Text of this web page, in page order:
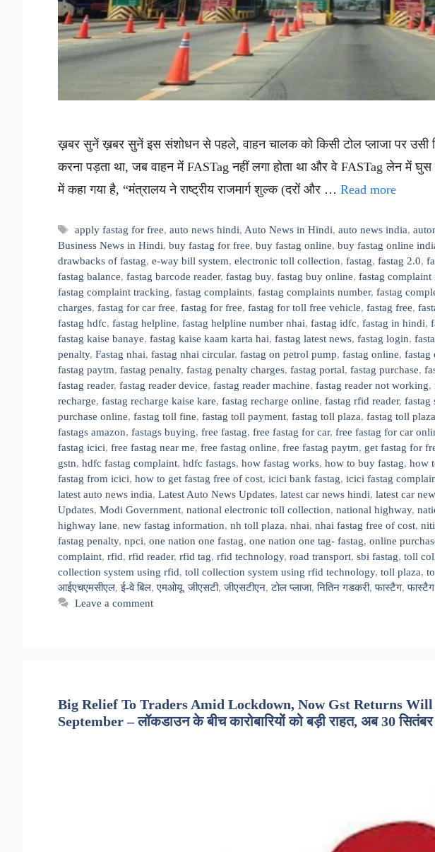
ख़बर सुनें ख़बर सुनें इस संशोधन से पहले, वाहन चालक को किसी टोल प्लाजा पर उसी
करना पड़ता था, जब वाहन में FASTag नहीं लगा होता था और वे FASTag लेन में
में कहा गया है, “मंत्रालय ने राष्ट्रीय राजमार्ग शुल्क (दरों और … Read more
Tags
apply fastag for free,auto news hindi, Auto News in Hindi,auto news india,
Business News in Hindi, buy fastag for free, buy fastag online, buy fastag online
drawbacks of fastag, e-way bill system, electronic toll collection, fastag, fastag 2.0,
fastag balance, fastag barcode reader, fastag buy, fastag buy online, fastag complaint
fastag complaint tracking, fastag complaints, fastag complaints number, fastag
charges, fastag for car free, fastag for free, fastag for toll free vehicle, fastag free,
fastag hdfc, fastag helpline, fastag helpline number nhai, fastag idfc, fastag in hindi,
fastag kaise banaye, fastag kaise kaam karta hai, fastag latest news, fastag login,
penalty, Fastag nhai, fastag nhai circular, fastag on petrol pump, fastag online, fastag
fastag paytm, fastag penalty, fastag penalty charges, fastag portal, fastag purchase,
fastag reader, fastag reader device, fastag reader machine, fastag reader not working,
recharge, fastag recharge kaise kare, fastag recharge online, fastag rfid reader, fastag
purchase online, fastag toll fine, fastag toll payment, fastag toll plaza, fastag toll
fastags amazon, fastags buying, free fastag, free fastag for car, free fastag for car
fastag icici, free fastag near me, free fastag online, free fastag paytm, get fastag for
gstn, hdfc fastag complaint, hdfc fastags, how fastag works, how to buy fastag, how
fastag from icici, how to get fastag free of cost, icici bank fastag, icici fastag
latest auto news india, Latest Auto News Updates, latest car news hindi, latest car
Updates, Modi Government, national electronic toll collection, national highway,
highway lane, new fastag information, nh toll plaza, nhai, nhai fastag free of cost,
fastag penalty, npci, one nation one fastag, one nation one tag- fastag, online
complaint, rfid, rfid reader, rfid tag, rfid technology, road transport, sbi fastag, toll
collection system using rfid, toll collection system using rfid technology, toll plaza,
आईएचएमसीएल,ई-वे बिल,एमओयू,जीएसटी,जीएसटीएन,टोल प्लाजा,नितिन गडकरी,फास्टैग,
Leave a comment
Big Relief To Traders Amid Lockdown, Now Gst Returns
September – लॉकडाउन के बीच कारोबारियों को बड़ी राहत, अब 30